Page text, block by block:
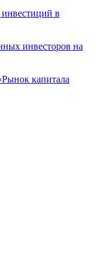
в
инвесторов на
капитала